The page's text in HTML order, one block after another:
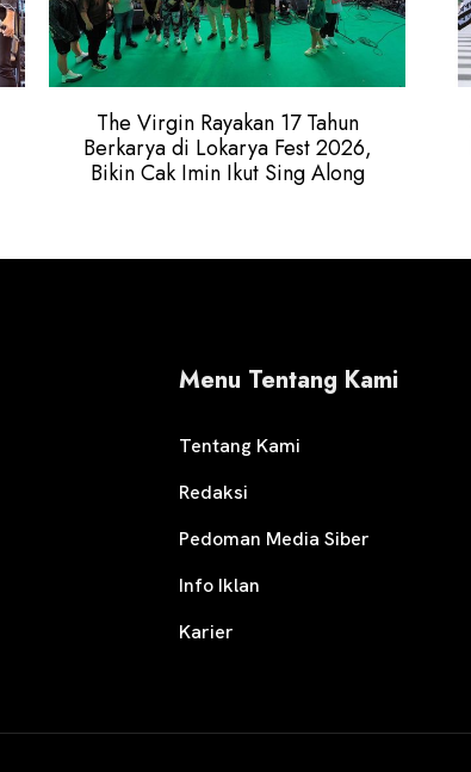
The Virgin Rayakan 17 Tahun
Berkarya di Lokarya Fest 2026,
Bikin Cak Imin Ikut Sing Along
Menu Tentang Kami
Tentang Kami
Redaksi
Pedoman Media Siber
Info Iklan
Karier